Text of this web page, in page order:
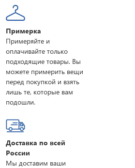
Примерка
Примеряйте и
оплачивайте только
подходящие товары. Вы
можете примерить вещи
перед покупкой и взять
лишь те, которые вам
подошли.
Доставка по всей
России
Мы доставим ваши